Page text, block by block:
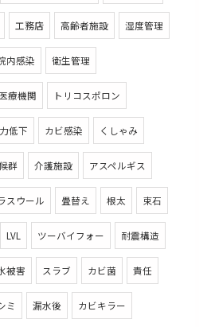
工務店 高齢者施設 湿度管理
内感染 衛生管理
療機関 トリコスポロン
低下 カビ感染 くしゃみ
群 介護施設 アスペルギス
スウール 畳替え 根太 束石
LVL ツーバイフォー 耐震構造
被害 スラブ カビ菌 責任
ミ 漏水後 カビキラー